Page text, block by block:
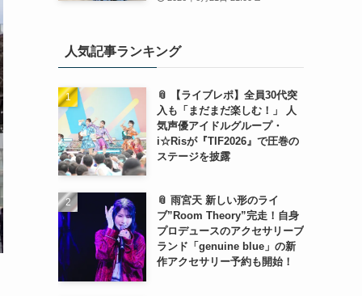
人気記事ランキング
📎 【ライブレポ】全員30代突
入も「まだまだ楽しむ！」 人
気声優アイドルグループ・
i☆Risが『TIF2026』で圧巻の
ステージを披露
📎 雨宮天 新しい形のライ
ブ”Room Theory”完走！自身
プロデュースのアクセサリーブ
ランド「genuine blue」の新
作アクセサリー予約も開始！